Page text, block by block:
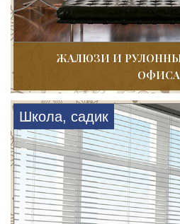
ЖАЛЮЗИ И
ОФИСА
Школа, садик